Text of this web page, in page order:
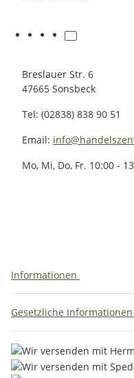
Breslauer Str. 6
47665 Sonsbeck
Tel: (02838) 838 90 51
Email:
Mo, Mi, Do, Fr. 10:00 -
Informationen
Gesetzliche Informationen